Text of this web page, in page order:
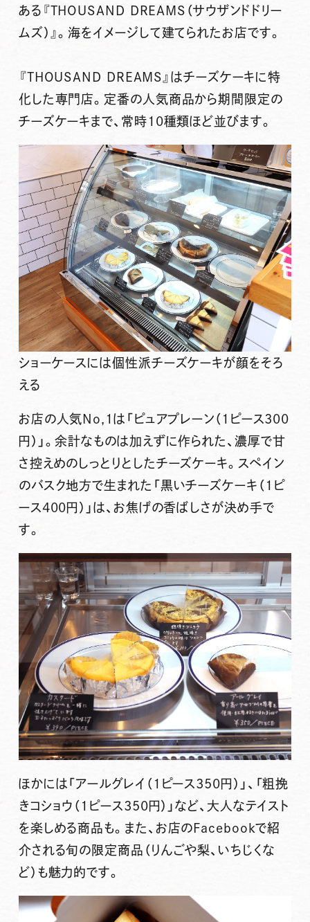
ある 『THOUSAND DREAMS（サウザンドドリー
ムズ）』。海をイメージして建てられたお店です。
『THOUSAND DREAMS』はチーズケーキに特
化した専門店。定番の人気商品から期間限定の
チーズケーキまで、常時10種類ほど並びます。
ショーケースには個性派チーズケーキが顔をそろ
える
お店の 人気No,1は「ピュアプレーン（1ピース300
円）」 。余計なものは加えずに作られた、濃厚で甘
さ控えめのしっとりとしたチーズケーキ。スペイン
のバスク地方で生まれた 「黒いチーズケーキ（1ピ
ース400円）」は、お焦げの香ばしさが決め手で
す。
ほかには 「アールグレイ（1ピース350円）」 、 「粗挽
きコショウ（1ピース350円）」など、大人なテイスト
を楽しめる商品も。また、お店のFacebookで紹
介される旬の限定商品（りんごや梨、いちじくな
ど）も魅力的です。